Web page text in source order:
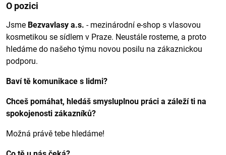
O pozici
Jsme Bezvavlasy a.s. - mezinárodní e-shop s vlasovou
kosmetikou se sídlem v Praze. Neustále rosteme, a proto
hledáme do našeho týmu novou posilu na zákaznickou
podporu.
Baví tě komunikace s lidmi?
Chceš pomáhat, hledáš smysluplnou práci a záleží ti na
spokojenosti zákazníků?
Možná právě tebe hledáme!